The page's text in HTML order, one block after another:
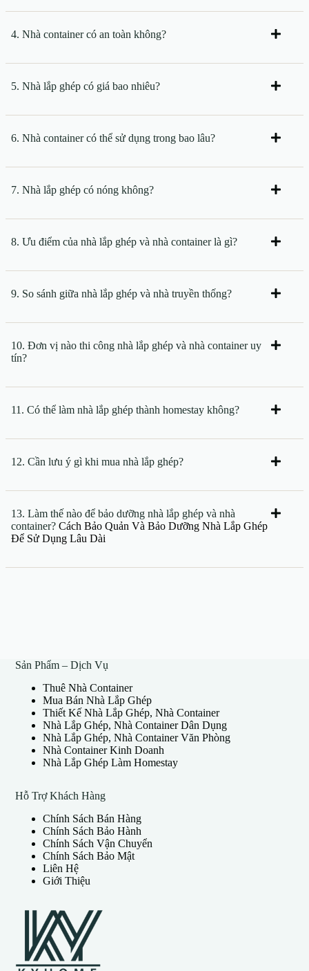
4. Nhà container có an toàn không?
5. Nhà lắp ghép có giá bao nhiêu?
6. Nhà container có thể sử dụng trong bao lâu?
7. Nhà lắp ghép có nóng không?
8. Ưu điểm của nhà lắp ghép và nhà container là gì?
9. So sánh giữa nhà lắp ghép và nhà truyền thống?
10. Đơn vị nào thi công nhà lắp ghép và nhà container uy
tín?
11. Có thể làm nhà lắp ghép thành homestay không?
12. Cần lưu ý gì khi mua nhà lắp ghép?
13. Làm thế nào để bảo dưỡng nhà lắp ghép và nhà
container? Cách Bảo Quản Và Bảo Dưỡng Nhà Lắp Ghép
Để Sử Dụng Lâu Dài
Sản Phẩm – Dịch Vụ
Thuê Nhà Container
Mua Bán Nhà Lắp Ghép
Thiết Kế Nhà Lắp Ghép, Nhà Container
Nhà Lắp Ghép, Nhà Container Dân Dụng
Nhà Lắp Ghép, Nhà Container Văn Phòng
Nhà Container Kinh Doanh
Nhà Lắp Ghép Làm Homestay
Hỗ Trợ Khách Hàng
Chính Sách Bán Hàng
Chính Sách Bảo Hành
Chính Sách Vận Chuyển
Chính Sách Bảo Mật
Liên Hệ
Giới Thiệu